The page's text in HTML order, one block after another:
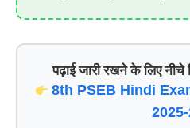
पढ़ाई जारी रखने के लिए
8th PSEB Hindi